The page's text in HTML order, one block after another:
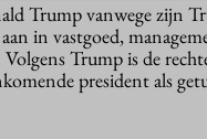
Trump vanwege zijn
in vastgoed,
Trump is de
president als